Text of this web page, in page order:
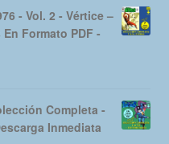
- Vol. 2 - Vértice –
Formato PDF -